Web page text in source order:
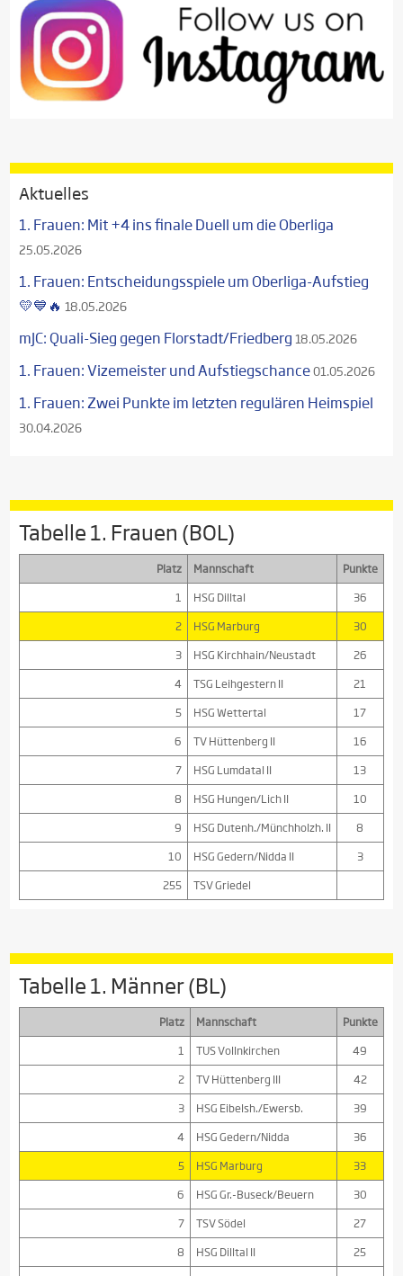
Aktuelles
1. Frauen: Mit +4 ins finale Duell um die Oberliga
25.05.2026
1. Frauen: Entscheidungsspiele um Oberliga-Aufstieg
💛💙🔥 18.05.2026
mJC: Quali-Sieg gegen Florstadt/Friedberg 18.05.2026
1. Frauen: Vizemeister und Aufstiegschance01.05.2026
1. Frauen: Zwei Punkte im letzten regulären Heimspiel
30.04.2026
Tabelle 1. Frauen (BOL)
Platz Mannschaft
Punkte
1
HSG Dilltal
36
2
HSG Marburg
30
3
HSG Kirchhain/Neustadt
26
4
TSG Leihgestern II
21
5
HSG Wettertal
17
6
TV Hüttenberg II
16
7
HSG Lumdatal II
13
8
HSG Hungen/Lich II
10
9
HSG Dutenh./Münchholzh. II
8
10
HSG Gedern/Nidda II
3
255
TSV Griedel
Tabelle 1. Männer (BL)
Platz Mannschaft
Punkte
1
TUS Vollnkirchen
49
2
TV Hüttenberg III
42
3
HSG Eibelsh./Ewersb.
39
4
HSG Gedern/Nidda
36
5
HSG Marburg
33
6
HSG Gr.-Buseck/Beuern
30
7
TSV Södel
27
8
HSG Dilltal II
25